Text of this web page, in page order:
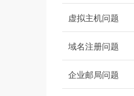
虚拟主机问题
域名注册问题
企业邮局问题